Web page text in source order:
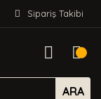
Sipariş Takibi
ARA